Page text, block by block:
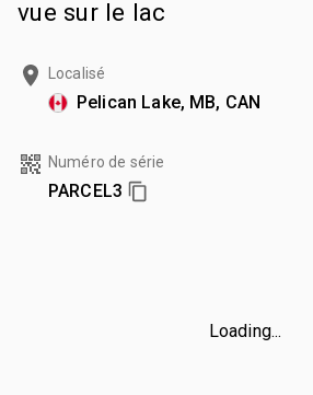
vue sur le lac
Localisé
Pelican Lake, MB, CAN
Numéro de série
PARCEL3
Loading...